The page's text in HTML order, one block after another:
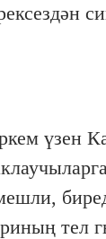
үзен
тел